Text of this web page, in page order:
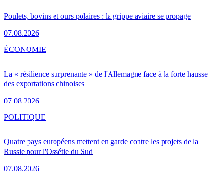
Poulets, bovins et ours polaires : la grippe aviaire se propage
07.08.2026
La « résilience surprenante » de l'Allemagne face à la forte hausse
des exportations chinoises
07.08.2026
ÉCONOMIE
Quatre pays européens mettent en garde contre les projets de la
Russie pour l'Ossétie du Sud
07.08.2026
POLITIQUE